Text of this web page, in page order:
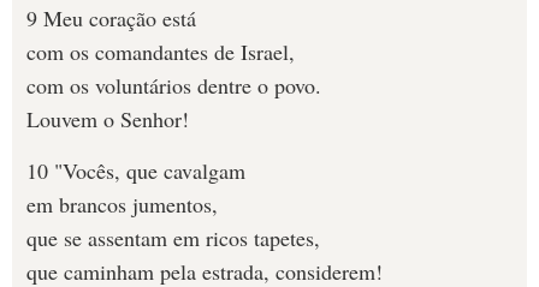
9 Meu coração está
com os comandantes de Israel,
com os voluntários dentre o povo.
Louvem o Senhor!
10 "Vocês, que cavalgam
em brancos jumentos,
que se assentam em ricos tapetes,
que caminham pela estrada, considerem!